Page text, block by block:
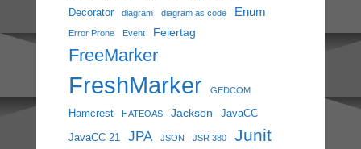
Decorator diagram diagram as code Enum
Error Prone Event Feiertag
FreeMarker
FreshMarker GEDCOM
Hamcrest HATEOAS Jackson JavaCC
JavaCC 21 JPA JSON JSR 380 Junit